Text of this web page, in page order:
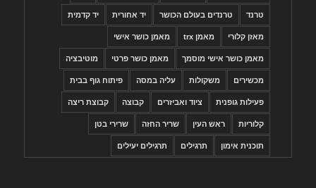
טרנד טרנדים בעולם הכושר יד אחורית יד קדמית
מאזן קלורי מאמן trx מאמן כושר אישי
מאמן כושר אישי מוסמך מאמן כושר פרטי מוטיבציה
מכשירים משקולות עליה במסה פיתוח גוף בבית
פעילות גופנית ציוד ואביזרים קבוצה קבוצת ריצה
קלוריות ראש העין שריר החזה שרירי בטן
תוכנית אימון תרגילים תרגילים יעילים